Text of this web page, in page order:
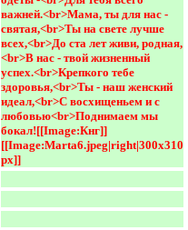
важней.<br>Мама, ты для нас -
святая,<br>Ты на свете лучше
всех,<br>До ста лет живи, родная,
<br>В нас - твой жизненный
успех.<br>Крепкого тебе
здоровья,<br>Ты - наш женский
идеал,<br>С восхищеньем и с
любовью<br>Поднимаем мы
бокал![[Image:Кнг]]
[[Image:Marta6.jpeg|right|300x310
px]]